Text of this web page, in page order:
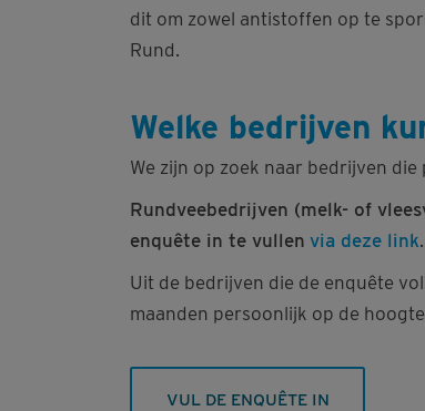
dit om zowel antistoffen op te
Rund.
Welke bedrijven
We zijn op zoek naar bedrijven
Rundveebedrijven (melk- of
enquête in te vullen via deze link
Uit de bedrijven die de enquête
maanden persoonlijk op de
VUL DE ENQUÊTE IN